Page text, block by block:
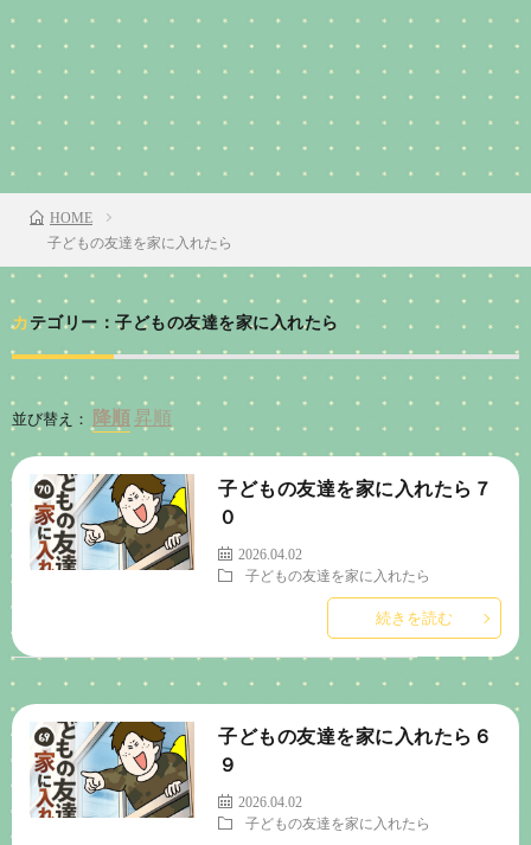
HOME
子どもの友達を家に入れたら
カテゴリー：子どもの友達を家に入れたら
並び替え：
子どもの友達を家に入れたら７
０
2026.04.02
子どもの友達を家に入れたら
続きを読む
子どもの友達を家に入れたら６
９
2026.04.02
子どもの友達を家に入れたら